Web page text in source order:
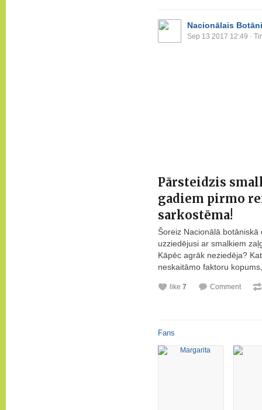
Nacionālais
Sep 13 2017 12:49 ·
Pārsteidzis
gadiem pirmo
sarkostēma!
Šoreiz Nacionālā
uzziedējusi ar smalkiem
Kāpēc agrāk neziedēja?
neskaitāmo faktoru
like 7 Comment
Fans